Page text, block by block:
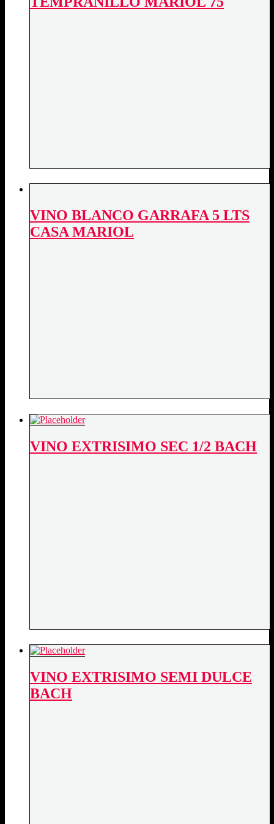
VINO BLANCO GARRAFA 5 LTS
CASA MARIOL
VINO EXTRISIMO SEC 1/2 BACH
VINO EXTRISIMO SEMI DULCE
BACH